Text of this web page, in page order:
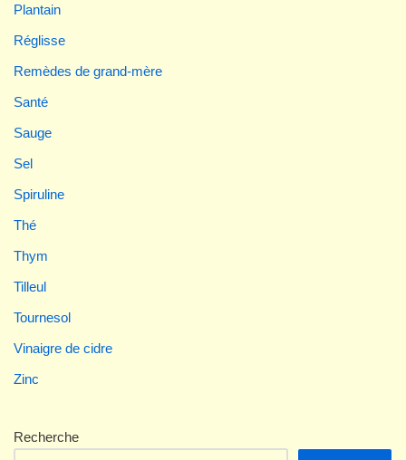
Plantain
Réglisse
Remèdes de grand-mère
Santé
Sauge
Sel
Spiruline
Thé
Thym
Tilleul
Tournesol
Vinaigre de cidre
Zinc
Recherche